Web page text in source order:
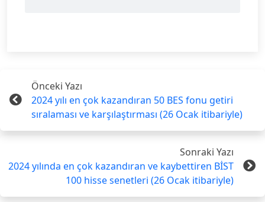
Önceki Yazı
2024 yılı en çok kazandıran 50 BES fonu getiri
sıralaması ve karşılaştırması (26 Ocak itibariyle)
Sonraki Yazı
2024 yılında en çok kazandıran ve kaybettiren BİST
100 hisse senetleri (26 Ocak itibariyle)